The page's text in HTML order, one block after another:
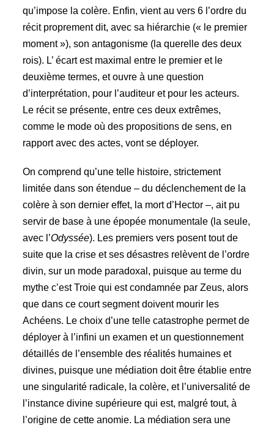
qu’impose la colère. Enfin, vient au vers 6 l’ordre du
récit proprement dit, avec sa hiérarchie (« le premier
moment »), son antagonisme (la querelle des deux
rois). L’ écart est maximal entre le premier et le
deuxième termes, et ouvre à une question
d’interprétation, pour l’auditeur et pour les acteurs.
Le récit se présente, entre ces deux extrêmes,
comme le mode où des propositions de sens, en
rapport avec des actes, vont se déployer.
On comprend qu’une telle histoire, strictement
limitée dans son étendue – du déclenchement de la
colère à son dernier effet, la mort d’Hector –, ait pu
servir de base à une épopée monumentale (la seule,
avec l’Odyssée). Les premiers vers posent tout de
suite que la crise et ses désastres relèvent de l’ordre
divin, sur un mode paradoxal, puisque au terme du
mythe c’est Troie qui est condamnée par Zeus, alors
que dans ce court segment doivent mourir les
Achéens. Le choix d’une telle catastrophe permet de
déployer à l’infini un examen et un questionnement
détaillés de l’ensemble des réalités humaines et
divines, puisque une médiation doit être établie entre
une singularité radicale, la colère, et l’universalité de
l’instance divine supérieure qui est, malgré tout, à
l’origine de cette anomie. La médiation sera une